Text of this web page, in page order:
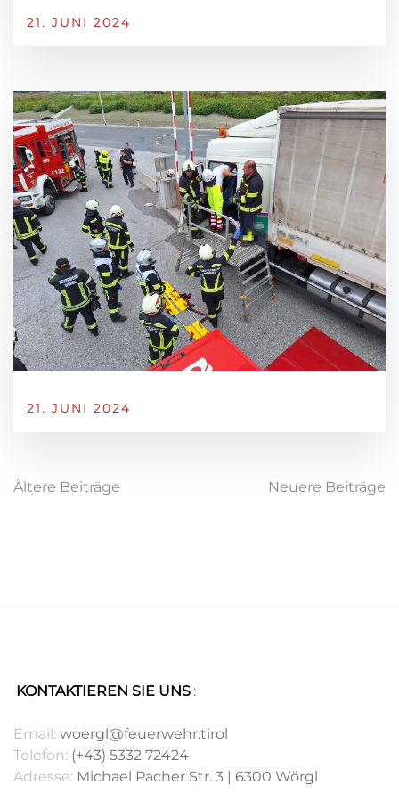
21. JUNI 2024
21. JUNI 2024
Beitragsnavigation
Ältere Beiträge Neuere Beiträge
KONTAKTIEREN SIE UNS :
Email: woergl@feuerwehr.tirol
Telefon: (+43) 5332 72424
Adresse: Michael Pacher Str. 3 | 6300 Wörgl